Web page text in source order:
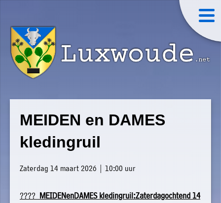
MEIDEN en DAMES
kledingruil
Zaterdag 14 maart 2026 | 10:00 uur
????MEIDENenDAMES kledingruil:Zaterdagochtend 14
»
Home
»
Welkom
»
Nieuws
»
Agenda
Luxwoude.net
website@luxwoude.net
Plaatselijk
belang
Op
dit
moment
bestaat
het